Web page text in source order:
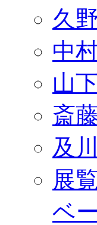
久
中
山
斎
及
展
ベ